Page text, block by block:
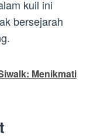
kuil ini
bersejarah
Menikmati